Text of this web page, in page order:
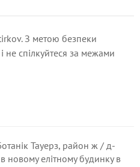
З метою безпеки
не спілкуйтеся за межами
Тауерз, район ж / д-
новому елітному будинку в